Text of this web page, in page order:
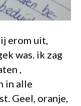
erom uit,
was. ik zag
,
in alle
Geel, oranje,